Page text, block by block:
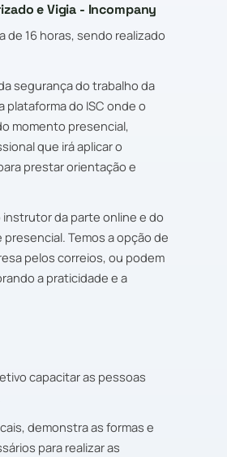
e Vigia - Incompany
de 16 horas, sendo realizado
segurança do trabalho da
do ISC onde o
momento presencial,
que irá aplicar o
prestar orientação e
da parte online e do
Temos a opção de
pelos correios, ou podem
a praticidade e a
capacitar as pessoas
demonstra as formas e
para realizar as